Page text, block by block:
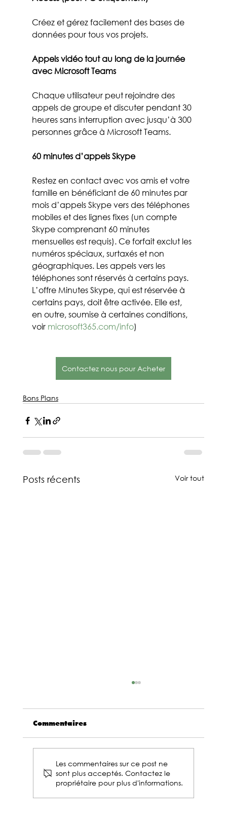
Créez et gérez facilement des bases de
données pour tous vos projets.
Appels vidéo tout au long de la journée
avec Microsoft Teams
Chaque utilisateur peut rejoindre des
appels de groupe et discuter pendant 30
heures sans interruption avec jusqu’à 300
personnes grâce à Microsoft Teams.
60 minutes d’appels Skype
Restez en contact avec vos amis et votre
famille en bénéficiant de 60 minutes par
mois d’appels Skype vers des téléphones
mobiles et des lignes fixes (un compte
Skype comprenant 60 minutes
mensuelles est requis). Ce forfait exclut les
numéros spéciaux, surtaxés et non
géographiques. Les appels vers les
téléphones sont réservés à certains pays.
L’offre Minutes Skype, qui est réservée à
certains pays, doit être activée. Elle est,
en outre, soumise à certaines conditions,
voir microsoft365.com/info)
Contactez nous pour Acheter
Bons Plans
Posts récents Voir tout
Swagbucks : le site incontournable
Commentaires
Les commentaires sur ce post ne
sont plus acceptés. Contactez le
propriétaire pour plus d'informations.